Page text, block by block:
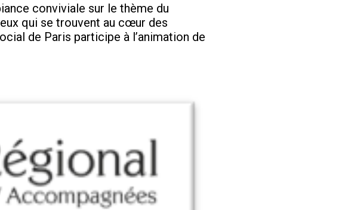
conviviale sur le thème du
qui se trouvent au cœur des
de Paris participe à l’animation de